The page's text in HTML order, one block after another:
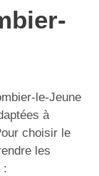
le-Jeune
à
choisir le
les
: